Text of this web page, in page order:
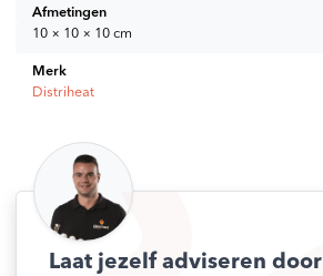
Afmetingen
10 × 10 × 10 cm
Merk
Distriheat
Laat jezelf adviseren door